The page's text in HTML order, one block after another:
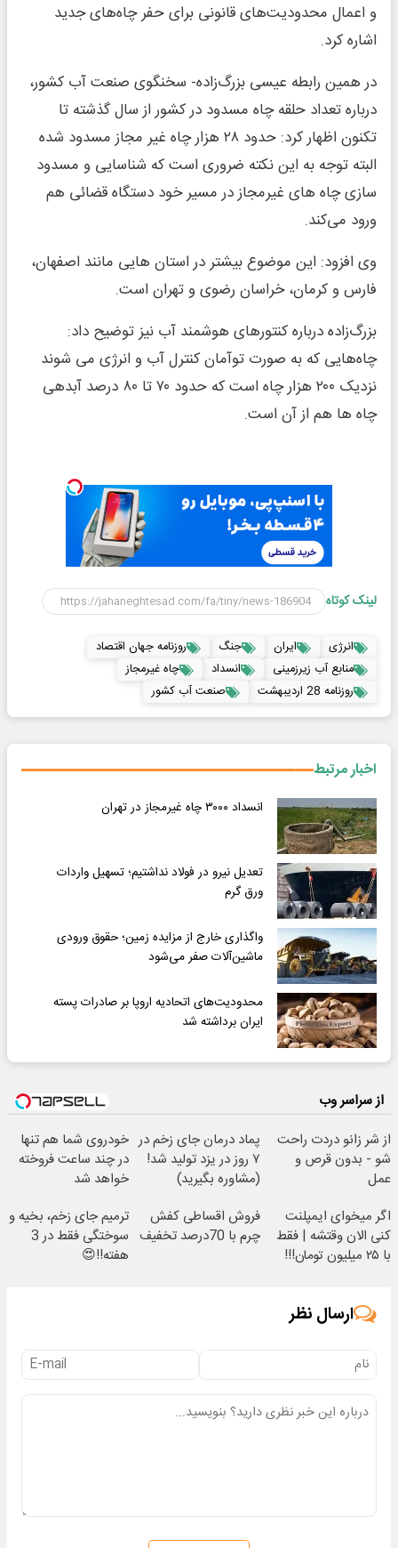
و اعمال محدودیت‌های قانونی برای حفر چاه‌های جدید
اشاره کرد.
در همین رابطه عیسی بزرگ‌زاده- سخنگوی صنعت آب کشور،
درباره تعداد حلقه چاه مسدود در کشور از سال گذشته تا
تکنون اظهار کرد: حدود ۲۸ هزار چاه غیر مجاز مسدود شده
البته توجه به این نکته ضروری است که شناسایی و مسدود
سازی چاه های غیرمجاز در مسیر خود دستگاه قضائی هم
ورود می‌کند.
وی افزود: این موضوع بیشتر در استان هایی مانند اصفهان،
فارس و کرمان، خراسان رضوی و تهران است.
بزرگ‌زاده درباره کنتورهای هوشمند آب نیز توضیح داد:
چاه‌هایی که به صورت توآمان کنترل آب و انرژی می شوند
نزدیک ۲۰۰ هزار چاه است که حدود ۷۰ تا ۸۰ درصد آبدهی
چاه ها هم از آن است.
لینک کوتاه
انرژی ایران جنگ
روزنامه جهان اقتصاد
منابع آب زیرزمینی
انسداد
چاه غیرمجاز
روزنامه 28 اردیبهشت
صنعت آب کشور
اخبار مرتبط
انسداد ۳۰۰۰ چاه غیرمجاز در تهران
تعدیل نیرو در فولاد نداشتیم؛ تسهیل واردات
ورق گرم
واگذاری خارج از مزایده زمین؛ حقوق ورودی
ماشین‌آلات صفر می‌شود
محدودیت‌های اتحادیه اروپا بر صادرات پسته
ایران برداشته شد
از سراسر وب
از شر زانو دردت راحت
شو - بدون قرص و
عمل
پماد درمان جای زخم در
۷ روز در یزد تولید شد!
(مشاوره بگیرید)
خودروی شما هم تنها
در چند ساعت فروخته
خواهد شد
اگر میخوای ایمپلنت
کنی الان وقتشه | فقط
با ۲۵ میلیون تومان!!!
فروش اقساطی کفش
چرم با 70درصد تخفیف
ترمیم جای زخم، بخیه و
سوختگی فقط در 3
هفته!!😍
ارسال نظر